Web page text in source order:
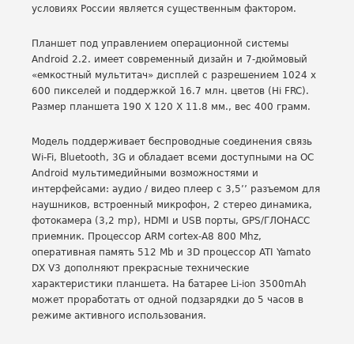
условиях России является существенным фактором.
Планшет под управлением операционной системы
Android 2.2. имеет современный дизайн и 7-дюймовый
«емкостный мультитач» дисплей с разрешением 1024 x
600 пикселей и поддержкой 16.7 млн. цветов (Hi FRC).
Размер планшета 190 X 120 X 11.8 мм., вес 400 грамм.
Модель поддерживает беспроводные соединения связь
Wi-Fi, Bluetooth, 3G и обладает всеми доступными на ОС
Android мультимедийными возможностями и
интерфейсами: аудио / видео плеер с 3,5’’ разъемом для
наушников, встроенный микрофон, 2 стерео динамика,
фотокамера (3,2 mp), HDMI и USB порты, GPS/ГЛОНАСС
приемник. Процессор ARM cortex-A8 800 Mhz,
оперативная память 512 Mb и 3D процессор ATI Yamato
DX V3 дополняют прекрасные технические
характеристики планшета. На батарее Li-ion 3500mAh
может проработать от одной подзарядки до 5 часов в
режиме активного использования.